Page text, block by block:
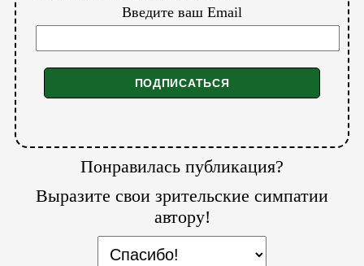
Введите ваш Email
Понравилась публикация?
Выразите свои зрительские симпатии
автору!